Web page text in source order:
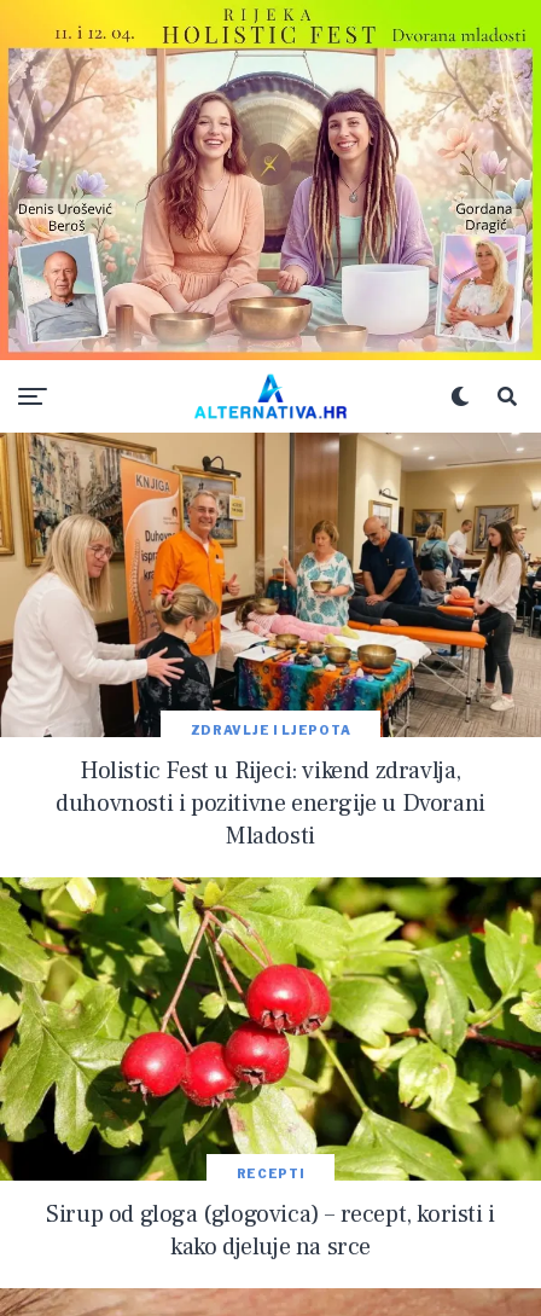
ZDRAVLJE I LJEPOTA
Holistic Fest u Rijeci: vikend zdravlja,
duhovnosti i pozitivne energije u Dvorani
Mladosti
RECEPTI
Sirup od gloga (glogovica) – recept, koristi i
kako djeluje na srce